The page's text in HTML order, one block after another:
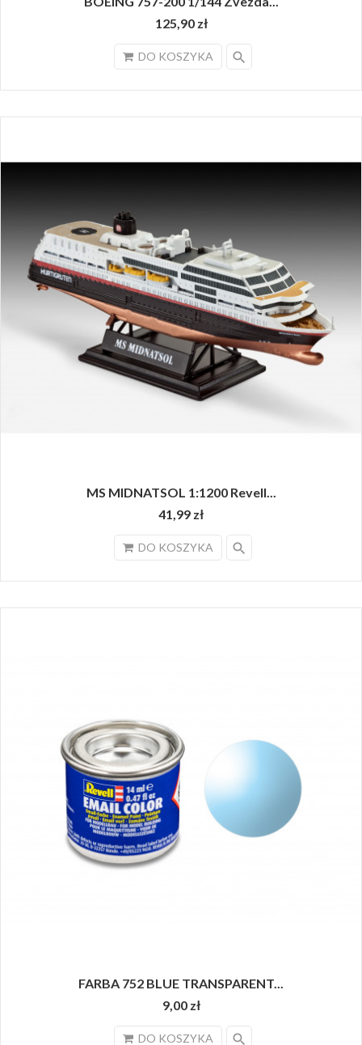
125,90 zł
DO KOSZYKA search
MS MIDNATSOL 1:1200 Revell...
41,99 zł
DO KOSZYKA search
FARBA 752 BLUE TRANSPARENT...
9,00 zł
DO KOSZYKA search